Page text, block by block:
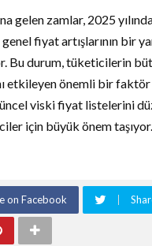
gelen zamlar, 2025
fiyat artışlarının bir
Bu durum, tüketicilerin
etkileyen önemli bir
viski fiyat listelerini
için büyük önem taşıyor.
on Facebook